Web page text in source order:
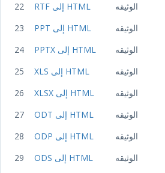
22 RTF إلى HTML الوثيقه
23 PPT إلى HTML الوثيقه
24 PPTX إلى HTML الوثيقه
25 XLS إلى HTML الوثيقه
26 XLSX إلى HTML الوثيقه
27 ODT إلى HTML الوثيقه
28 ODP إلى HTML الوثيقه
29 ODS إلى HTML الوثيقه